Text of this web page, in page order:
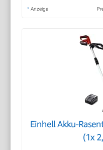
* Anzeige
Einhell Akku-
(1x